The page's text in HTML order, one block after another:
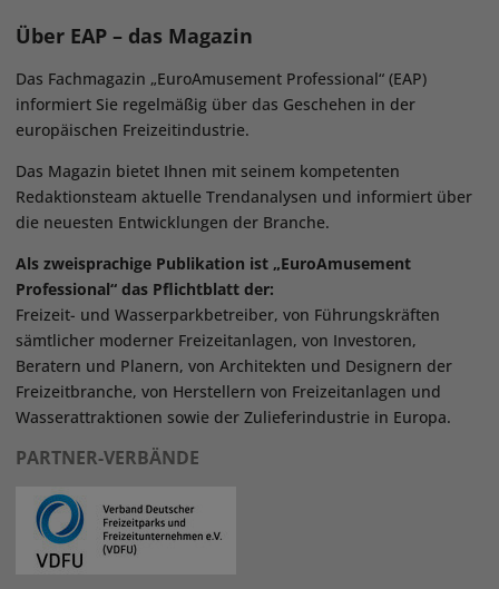
Über EAP – das Magazin
Das Fachmagazin „EuroAmusement Professional“ (EAP)
informiert Sie regelmäßig über das Geschehen in der
europäischen Freizeitindustrie.
Das Magazin bietet Ihnen mit seinem kompetenten
Redaktionsteam aktuelle Trendanalysen und informiert über
die neuesten Entwicklungen der Branche.
Als zweisprachige Publikation ist „EuroAmusement
Professional“ das Pflichtblatt der:
Freizeit- und Wasserparkbetreiber, von Führungskräften
sämtlicher moderner Freizeitanlagen, von Investoren,
Beratern und Planern, von Architekten und Designern der
Freizeitbranche, von Herstellern von Freizeitanlagen und
Wasserattraktionen sowie der Zulieferindustrie in Europa.
PARTNER-VERBÄNDE